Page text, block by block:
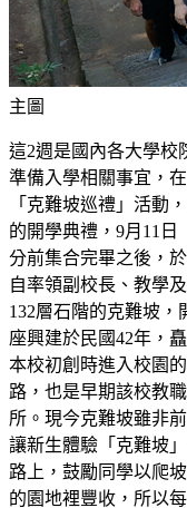
主圖
這2週是國內各大學校
準備入學相關事宜，
「克難坡巡禮」活動
的開學典禮，9月11日
分前集合完畢之後，
自率領副校長、教學
132層石階的克難坡
座興建於民國42年，
本校初創時進入校園
路，也是早期該校教
所。現今克難坡雖非
讓新生體驗「克難坡
路上，鼓勵同學以爬
的園地裡豐收，所以